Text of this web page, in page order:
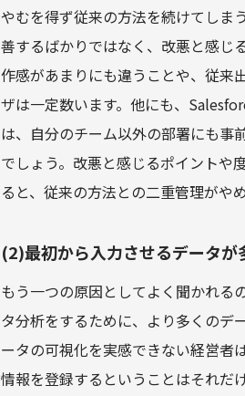
やむを得ず従来の方法を続けてしま
善するばかりではなく、改悪と感じ
作感があまりにも違うことや、従来
ザは一定数います。他にも、
は、自分のチーム以外の部署にも事
でしょう。改悪と感じるポイントや
ると、従来の方法との二重管理がや
(2)最初から入力させるデータが
もう一つの原因としてよく聞かれる
タ分析をするために、より多くのデ
ータの可視化を実感できない経営者
情報を登録するということはそれだ